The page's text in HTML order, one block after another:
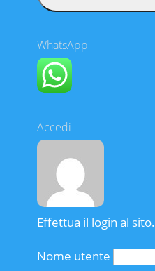
WhatsApp
Accedi
Effettua il login al sito.
Nome utente